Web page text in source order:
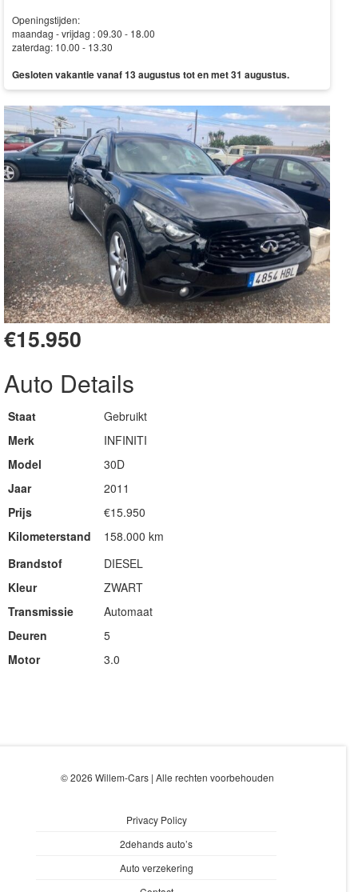
Openingstijden:
maandag - vrijdag : 09.30 - 18.00
zaterdag: 10.00 - 13.30
Gesloten vakantie vanaf 13 augustus tot en met 31 augustus.
€15.950
Auto Details
Staat
Gebruikt
Merk
INFINITI
Model
30D
Jaar
2011
Prijs
€15.950
Kilometerstand
158.000 km
Brandstof
DIESEL
Kleur
ZWART
Transmissie
Automaat
Deuren
5
Motor
3.0
© 2026 Willem-Cars | Alle rechten voorbehouden
Privacy Policy
2dehands auto’s
Auto verzekering